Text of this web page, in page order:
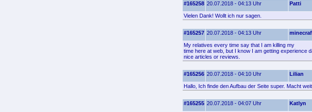
#165258 20.07.2018 - 04:13 Uhr Patti
Vielen Dank! Wollt ich nur sagen.
#165257 20.07.2018 - 04:13 Uhr
My relatives every time say that I am killing my
time here at web, but I know I am getting experience
nice articles or reviews.
#165256 20.07.2018 - 04:10 Uhr Lilian
Hallo, Ich finde den Aufbau der Seite super. Macht
#165255 20.07.2018 - 04:07 Uhr Katlyn